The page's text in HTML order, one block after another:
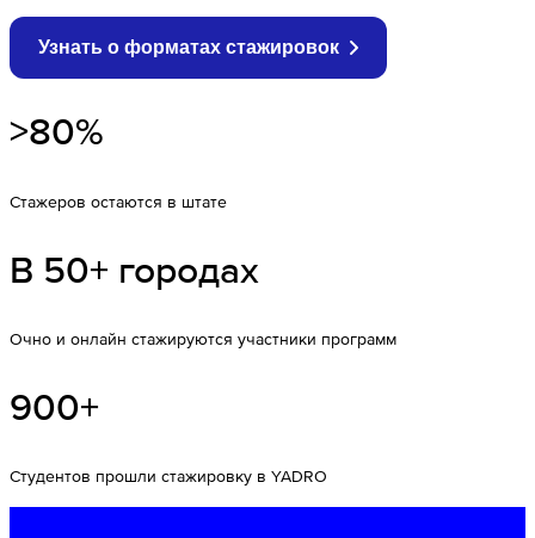
Узнать о форматах стажировок
>80%
Стажеров остаются в штате
В 50+ городах
Очно и онлайн стажируются участники программ
900+
Cтудентов прошли стажировку в YADRO